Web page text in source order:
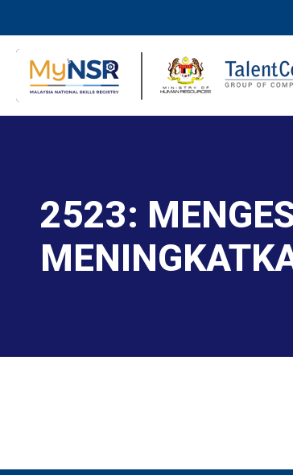
2523: